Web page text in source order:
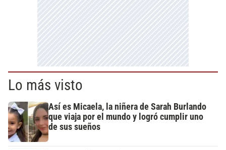
Lo más visto
Así es Micaela, la niñera de Sarah Burlando
que viaja por el mundo y logró cumplir uno
de sus sueños